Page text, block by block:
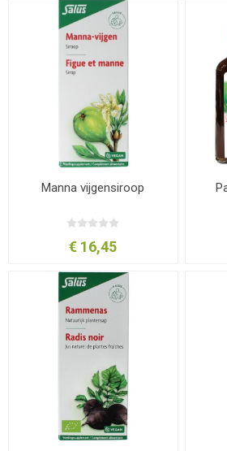
Manna vijgensiroop
€ 16,45